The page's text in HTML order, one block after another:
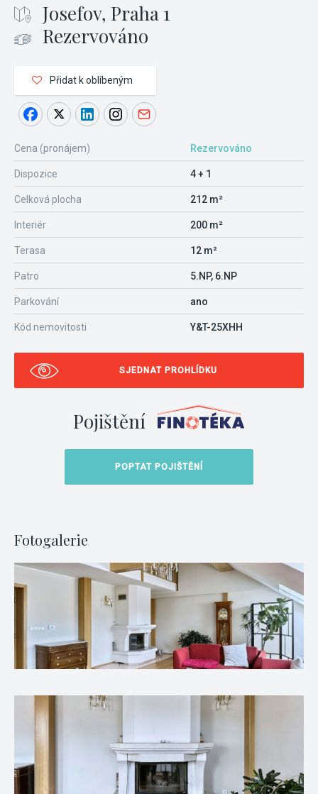
Josefov, Praha 1
Rezervováno
Přidat k oblíbeným
Cena (pronájem) Rezervováno
Dispozice 4 + 1
Celková plocha 212 m²
Interiér 200 m²
Terasa 12 m²
Patro 5.NP, 6.NP
Parkování ano
Kód nemovitosti Y&T-25XHH
SJEDNAT PROHLÍDKU
Pojištění
POPTAT POJIŠTĚNÍ
Fotogalerie